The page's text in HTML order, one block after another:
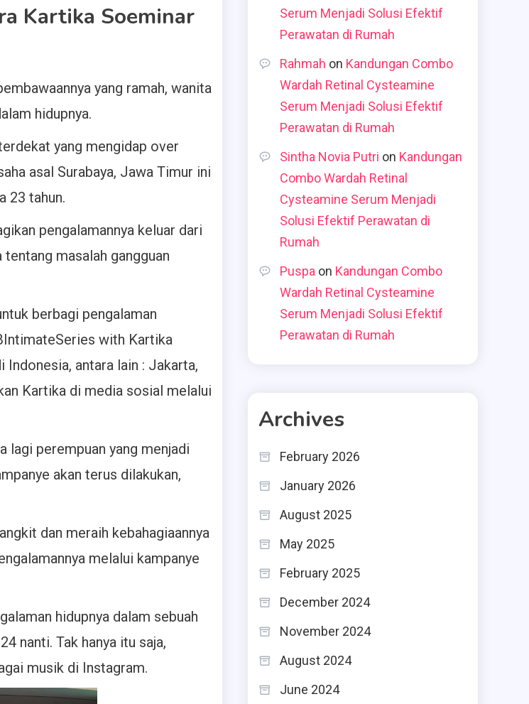
Kartika Soeminar
yang ramah, wanita
hidupnya.
yang mengidap over
asal Surabaya, Jawa Timur ini
23 tahun.
pengalamannya keluar dari
masalah gangguan
berbagi pengalaman
with Kartika
antara lain : Jakarta,
Kartika di media sosial melalui
lagi perempuan yang menjadi
akan terus dilakukan,
dan meraih kebahagiaannya
melalui kampanye
hidupnya dalam sebuah
nanti. Tak hanya itu saja,
musik di Instagram.
Serum Menjadi Solusi Efektif
Perawatan di Rumah
Rahmah on Kandungan Combo
Wardah Retinal Cysteamine
Serum Menjadi Solusi Efektif
Perawatan di Rumah
Sintha Novia Putri on Kandungan
Combo Wardah Retinal
Cysteamine Serum Menjadi
Solusi Efektif Perawatan di
Rumah
Puspa on Kandungan Combo
Wardah Retinal Cysteamine
Serum Menjadi Solusi Efektif
Perawatan di Rumah
Archives
February 2026
January 2026
August 2025
May 2025
February 2025
December 2024
November 2024
August 2024
June 2024